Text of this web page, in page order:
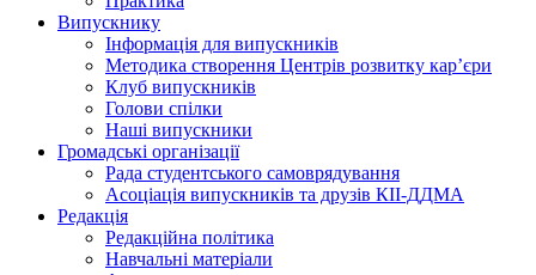
Випускнику
Інформація для випускників
Методика створення Центрів розвитку кар’єри
Клуб випускників
Голови спілки
Наші випускники
Громадські організації
Рада студентського самоврядування
Асоціація випускників та друзів КІІ-ДДМА
Редакція
Редакційна політика
Навчальні матеріали